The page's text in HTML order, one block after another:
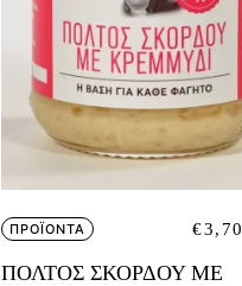
ΠΡΟΪΟΝΤΑ
ΠΟΛΤΟΣ ΣΚΟΡΔΟΥ ΜΕ
€3,70